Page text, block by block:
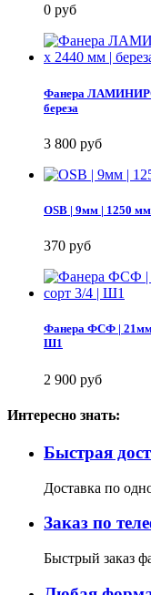
0 руб
Фанера
береза
3 800 руб
OSB | 9мм | 1250
370 руб
Фанера ФСФ | 21мм
Ш1
2 900 руб
Интересно знать:
Быстрая
Доставка по
Заказ по
Быстрый заказ